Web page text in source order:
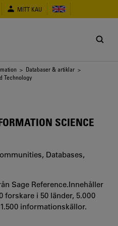
MITT KAU
> Databaser & artiklar >
Technology
SCIENCE
Databases,
Sage Reference.Innehåller
forskare i 50 länder, 5.000
informationskällor.